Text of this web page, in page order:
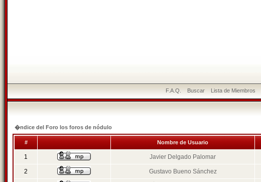
F.A.Q. Buscar Lista de Miembros
�ndice del Foro los foros de nódulo
# Nombre de Usuario
1 Javier Delgado Palomar
2 Gustavo Bueno Sánchez